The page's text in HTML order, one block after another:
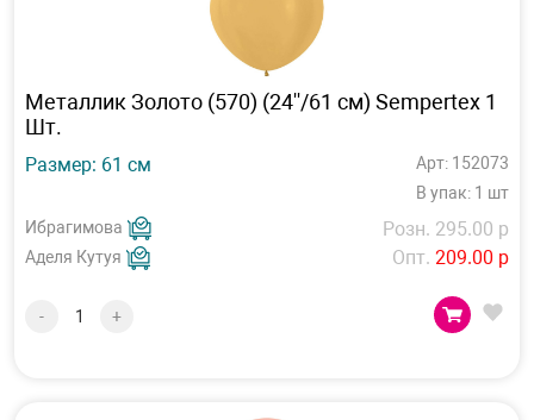
Металлик Золото (570) (24''/61 см) Sempertex 1
Шт.
Размер: 61 см
Арт: 152073
В упак: 1 шт
Ибрагимова
Аделя Кутуя
Розн. 295.00 р
Опт. 209.00 р
- +